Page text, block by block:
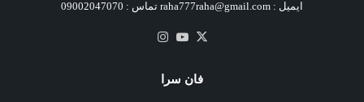
ایمیل : raha777raha@gmail.com تماس : 09002047070
X یوتیوب
فان سرا